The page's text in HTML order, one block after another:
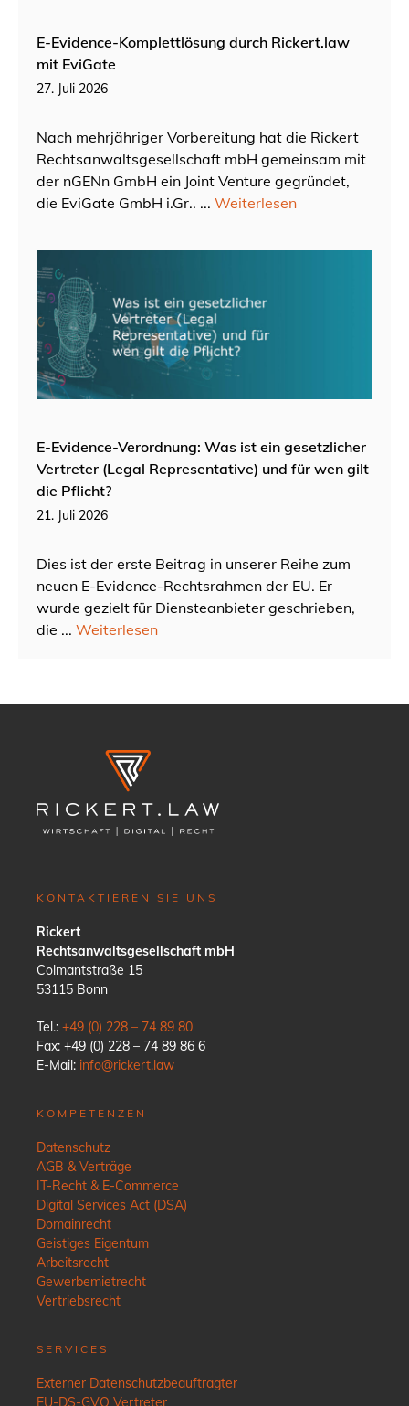
E-Evidence-Komplettlösung durch Rickert.law
mit EviGate
27. Juli 2026
Nach mehrjähriger Vorbereitung hat die Rickert
Rechtsanwaltsgesellschaft mbH gemeinsam mit
der nGENn GmbH ein Joint Venture gegründet,
die EviGate GmbH i.Gr.. ... Weiterlesen
E-Evidence-Verordnung: Was ist ein gesetzlicher
Vertreter (Legal Representative) und für wen gilt
die Pflicht?
21. Juli 2026
Dies ist der erste Beitrag in unserer Reihe zum
neuen E-Evidence-Rechtsrahmen der EU. Er
wurde gezielt für Diensteanbieter geschrieben,
die ... Weiterlesen
KONTAKTIEREN SIE UNS
Rickert
Rechtsanwaltsgesellschaft mbH
Colmantstraße 15
53115 Bonn
Tel.: +49 (0) 228 – 74 89 80
Fax: +49 (0) 228 – 74 89 86 6
E-Mail: info@rickert.law
KOMPETENZEN
Datenschutz
AGB & Verträge
IT-Recht & E-Commerce
Digital Services Act (DSA)
Domainrecht
Geistiges Eigentum
Arbeitsrecht
Gewerbemietrecht
Vertriebsrecht
SERVICES
Externer Datenschutzbeauftragter
EU-DS-GVO Vertreter